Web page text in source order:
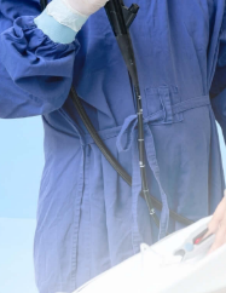
bệnh nhân, bác sĩ sẽ
và vị trí cắt polyp
đại tràng, bệnh nhân
tràng. Đồng thời, bệnh
sử dụng
thuốc